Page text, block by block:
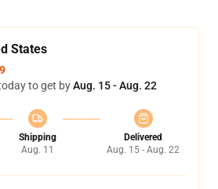
States
to get byAug. 15 - Aug. 22
Shipping
Aug. 11
Delivered
Aug. 15 - Aug. 22